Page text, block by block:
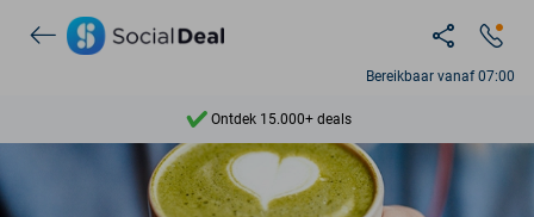
Bereikbaar vanaf 07:00
Ontdek 15.000+ deals
7 dagen per week beschikbaar